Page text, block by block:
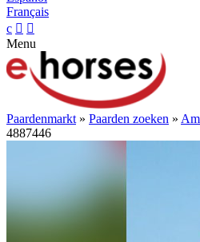
Français
c  
Menu
Paardenmarkt » Paarden zoeken »
4887446